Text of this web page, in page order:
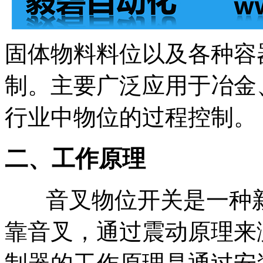
固体物料料位以及各种
制。主要广泛应用于冶
行业中物位的过程控制。
二、工作原理
音叉物位开关是一种
靠音叉，通过震动原理